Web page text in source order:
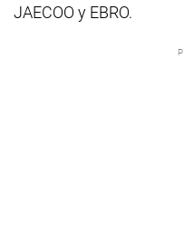
JAECOO y EBRO.